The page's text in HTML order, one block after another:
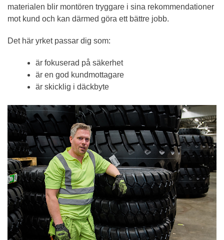
materialen blir montören tryggare i sina rekommendationer
mot kund och kan därmed göra ett bättre jobb.
Det här yrket passar dig som:
är fokuserad på säkerhet
är en god kundmottagare
är skicklig i däckbyte